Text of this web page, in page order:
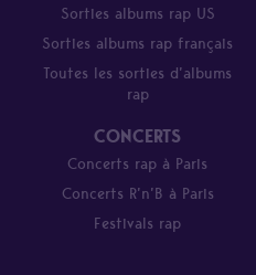
Sorties albums rap US
Sorties albums rap français
Toutes les sorties d’albums
rap
CONCERTS
Concerts rap à Paris
Concerts R’n’B à Paris
Festivals rap